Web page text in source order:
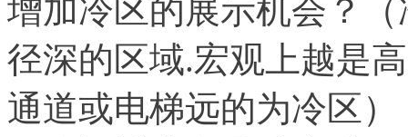
增加冷区的展示机会？
径深的区域.宏观上越是
通道或电梯远的为冷区）